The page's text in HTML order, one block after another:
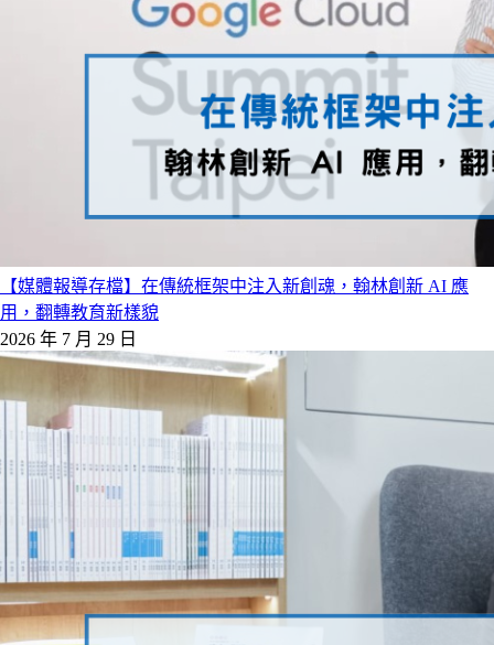
【媒體報導存檔】在傳統框架中注入新創魂，翰林創新 AI 應
用，翻轉教育新樣貌
2026 年 7 月 29 日